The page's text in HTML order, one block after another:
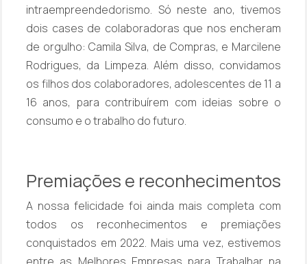
intraempreendedorismo. Só neste ano, tivemos
dois cases de colaboradoras que nos encheram
de orgulho:Camila Silva, de Compras, e Marcilene
Rodrigues, da Limpeza. Além disso, convidamos
os filhos dos colaboradores, adolescentes de 11 a
16 anos, para contribuírem com ideias sobre o
consumo e o trabalho do futuro.
Premiações e reconhecimentos
A nossa felicidade foi ainda mais completa com
todos os reconhecimentos e premiações
conquistados em 2022. Mais uma vez, estivemos